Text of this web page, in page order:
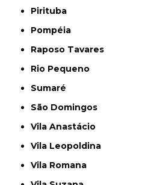
Pirituba
Pompéia
Raposo Tavares
Rio Pequeno
Sumaré
São Domingos
Vila Anastácio
Vila Leopoldina
Vila Romana